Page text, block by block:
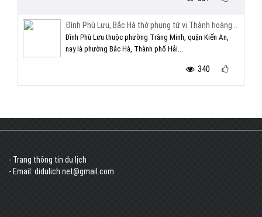
Đình Phù Lưu, Bắc Hà thờ phụng tứ vị Thành hoàng...
Đình Phù Lưu thuộc phường Tràng Minh, quận Kiến An,
nay là phường Bắc Hà, Thành phố Hải...
340
- Trang thông tin du lịch
- Email: didulich.net@gmail.com